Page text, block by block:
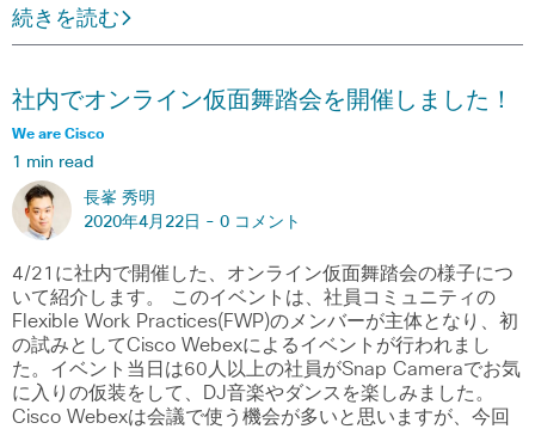
続きを読む
社内でオンライン仮面舞踏会を開催しました！
We are Cisco
1 min read
長峯 秀明
2020年4月22日 - 0 コメント
4/21に社内で開催した、オンライン仮面舞踏会の様子につ
いて紹介します。 このイベントは、社員コミュニティの
Flexible Work Practices(FWP)のメンバーが主体となり、初
の試みとしてCisco Webexによるイベントが行われまし
た。イベント当日は60人以上の社員がSnap Cameraでお気
に入りの仮装をして、DJ音楽やダンスを楽しみました。
Cisco Webexは会議で使う機会が多いと思いますが、今回